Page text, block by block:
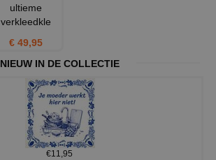
ultieme
verkleedkle
€ 49,95
NIEUW IN DE COLLECTIE
€11,95